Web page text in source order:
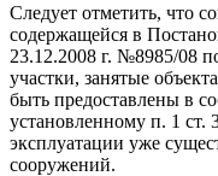
Следует отметить, что
содержащейся в
23.12.2008 г. №8985/08
участки, занятые
быть предоставлены в
установленному п. 1 ст.
эксплуатации уже
сооружений.